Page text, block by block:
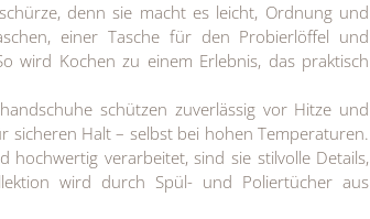
denn sie macht es leicht, Ordnung und
einer Tasche für den Probierlöffel und
wird Kochen zu einem Erlebnis, das praktisch
schützen zuverlässig vor Hitze und
Halt – selbst bei hohen Temperaturen.
verarbeitet, sind sie stilvolle Details,
wird durch Spül- und Poliertücher aus